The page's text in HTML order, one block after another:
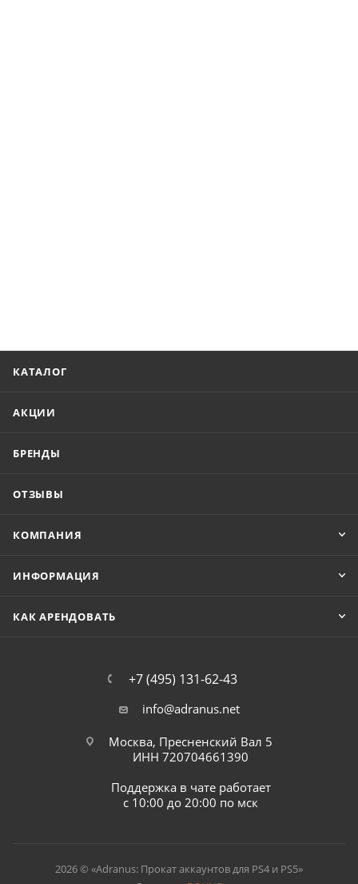
КАТАЛОГ
АКЦИИ
БРЕНДЫ
ОТЗЫВЫ
КОМПАНИЯ
ИНФОРМАЦИЯ
КАК АРЕНДОВАТЬ
+7 (495) 131-62-43
info@adranus.net
Москва, Пресненский Вал 5
ИНН 720704661390
Поддержка в чате работает
с 10:00 до 20:00 по мск
2026 © «Adranus: Прокат аккаунтов для PS4 и PS5»